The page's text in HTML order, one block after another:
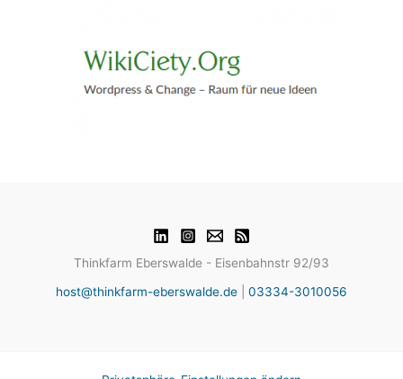
Thinkfarm Eberswalde - Eisenbahnstr 92/93
host@thinkfarm-eberswalde.de
03334-3010056